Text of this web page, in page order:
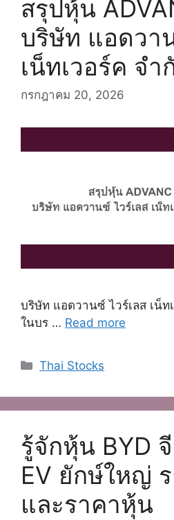
สรุปหุ้น
บริษัท แอดวา
เน็ทเวอร์ค จํา
กรกฎาคม 20, 2026
บริษัท แอดวานซ์ ไวร์เลส เน็ท
ในบร … Read more
Categories
Thai Stocks
รู้จักหุ้น BYD
EV ยักษ์ใหญ่
และราคาหุ้น